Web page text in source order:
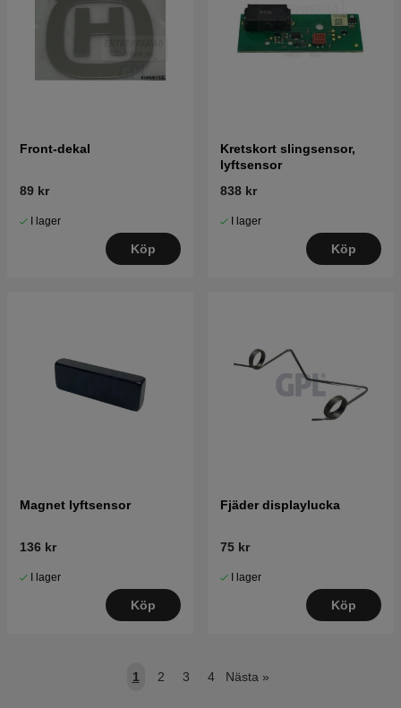
Front-dekal
89 kr
I lager
Köp
Kretskort slingsensor,
lyftsensor
838 kr
I lager
Köp
Magnet lyftsensor
136 kr
I lager
Köp
Fjäder displaylucka
75 kr
I lager
Köp
1 2 3 4 Nästa »